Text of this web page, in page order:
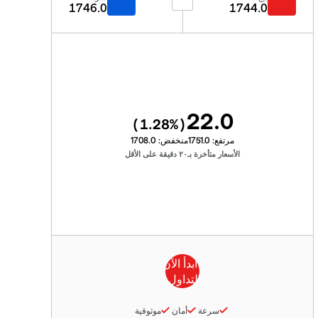
1744.0
1746.0
22.0
(
1.28%)
مرتفع: 1751.0منخفض: 1708.0
الأسعار متأخرة بـ٢٠ دقيقة على الأقل
سرعة أمان موثوقية